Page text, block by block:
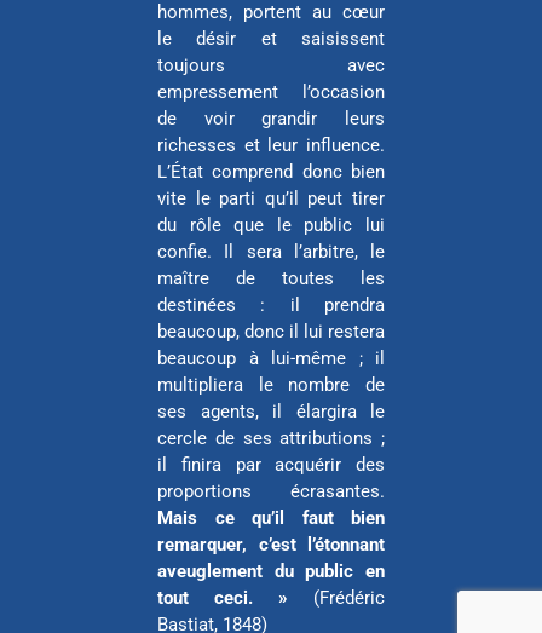
hommes, portent au cœur
le désir et saisissent
toujours avec
empressement l’occasion
de voir grandir leurs
richesses et leur influence.
L’État comprend donc bien
vite le parti qu’il peut tirer
du rôle que le public lui
confie. Il sera l’arbitre, le
maître de toutes les
destinées : il prendra
beaucoup, donc il lui restera
beaucoup à lui-même ; il
multipliera le nombre de
ses agents, il élargira le
cercle de ses attributions ;
il finira par acquérir des
proportions écrasantes.
Mais ce qu’il faut bien
remarquer, c’est l’étonnant
aveuglement du public en
tout ceci. » (Frédéric
Bastiat, 1848)